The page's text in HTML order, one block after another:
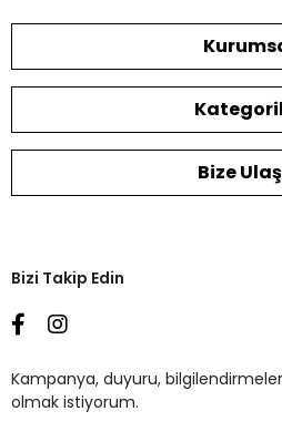
Bize
Bizi Takip Edin
Kampanya, duyuru,
olmak istiyorum.